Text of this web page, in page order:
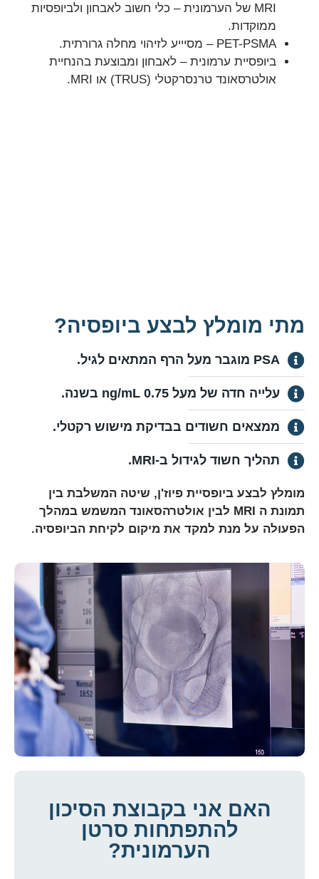
MRI של הערמונית – כלי חשוב לאבחון ולביופסיות
ממוקדות.
PET-PSMA – מסיייע לזיהוי מחלה גרורתית.
ביופסיית ערמונית – לאבחון ומבוצעת בהנחיית
אולטרסאונד טרנסרקטלי (TRUS) או MRI.
מתי מומלץ לבצע ביופסיה?
PSA מוגבר מעל הרף המתאים לגיל.
עלייה חדה של מעל 0.75 ng/mL בשנה.
ממצאים חשודים בבדיקת מישוש רקטלי.
תהליך חשוד לגידול ב-MRI.
מומלץ לבצע ביופסיית פיוז'ן, שיטה המשלבת בין
תמונת ה MRI לבין אולטרהסאונד המשמש במהלך
הפעולה על מנת למקד את מיקום לקיחת הביופסיה.
האם אני בקבוצת הסיכון
להתפתחות סרטן
הערמונית?